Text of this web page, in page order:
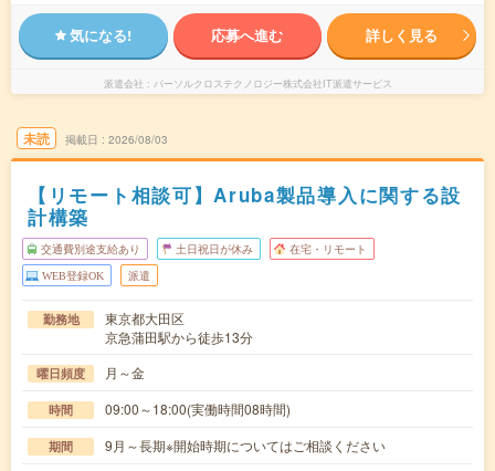
気になる! 応募へ進む 詳しく見る
派遣会社 パーソルクロステクノロジー株式会社IT派遣サービス
未読 掲載日 2026/08/03
【リモート相談可】Aruba製品導入に関する設
計構築
交通費別途支給あり 土日祝日が休み 在宅・リモート
WEB登録OK 派遣
勤務地
東京都大田区
京急蒲田駅から徒歩13分
曜日頻度 月～金
時間 09:00～18:00(実働時間08時間)
期間 9月～長期※開始時期についてはご相談ください